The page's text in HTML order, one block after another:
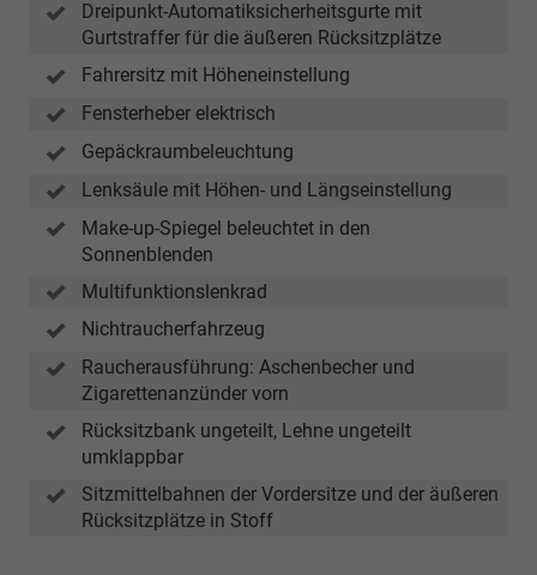
Dreipunkt-Automatiksicherheitsgurte mit
Gurtstraffer für die äußeren Rücksitzplätze
Fahrersitz mit Höheneinstellung
Fensterheber elektrisch
Gepäckraumbeleuchtung
Lenksäule mit Höhen- und Längseinstellung
Make-up-Spiegel beleuchtet in den
Sonnenblenden
Multifunktionslenkrad
Nichtraucherfahrzeug
Raucherausführung: Aschenbecher und
Zigarettenanzünder vorn
Rücksitzbank ungeteilt, Lehne ungeteilt
umklappbar
Sitzmittelbahnen der Vordersitze und der äußeren
Rücksitzplätze in Stoff